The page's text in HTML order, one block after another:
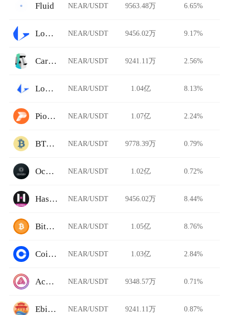
Fluid NEAR/USDT 9563.48万 6.65%
Loopring NEAR/USDT 9456.02万 9.17%
Carbon DeFi NEAR/USDT 9241.11万 2.56%
Loopring AMM NEAR/USDT 1.04亿 8.13%
Pionex NEAR/USDT 1.07亿 2.24%
BTCTradeUA NEAR/USDT 9778.39万 0.79%
Ocnex NEAR/USDT 1.02亿 0.72%
HashKey Global NEAR/USDT 9456.02万 8.44%
BitFlip NEAR/USDT 1.05亿 8.76%
Coinbase Pro NEAR/USDT 1.03亿 2.84%
Acala Swap NEAR/USDT 9348.57万 0.71%
Ebisu's Bay NEAR/USDT 9241.11万 0.87%